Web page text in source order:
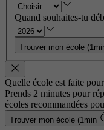
Quand souhaites-tu
Trouver mon école
Quelle école est faite
Prends 2 minutes pour
écoles recommandées
Trouver mon école (1min